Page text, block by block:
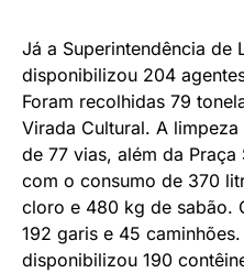
Já a Superintendência de
disponibilizou 204
Foram recolhidas 79
Virada Cultural. A
de 77 vias, além da Praça
com o consumo de 370
cloro e 480 kg de sabão.
192 garis e 45
disponibilizou 190